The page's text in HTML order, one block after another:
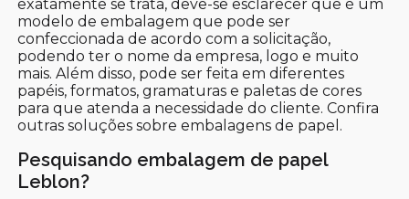
exatamente se trata, deve-se esclarecer que é um
modelo de embalagem que pode ser
confeccionada de acordo com a solicitação,
podendo ter o nome da empresa, logo e muito
mais. Além disso, pode ser feita em diferentes
papéis, formatos, gramaturas e paletas de cores
para que atenda a necessidade do cliente. Confira
outras soluções sobre embalagens de papel.
Pesquisando embalagem de papel
Leblon?